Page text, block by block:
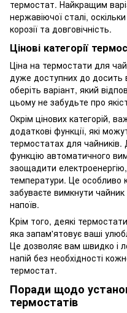
термостат. Найкращим
нержавіючої сталі,
корозії та довговічність.
Цінові категорії
Ціна на термостати для
дуже доступних до досить
оберіть варіант, який
цьому не забудьте про
Окрім цінових категорій,
додаткові функції, які
термостатах для
функцію автоматичного
заощадити
температури. Це особливо
забуваєте вимкнути чайник
напоїв.
Крім того, деякі
яка запам'ятовує ваші
Це дозволяє вам швидко і
напій без необхідності
термостат.
Поради щодо
термостатів